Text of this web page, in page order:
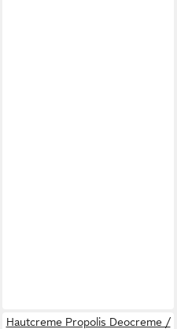
Hautcreme Propolis Deocreme /